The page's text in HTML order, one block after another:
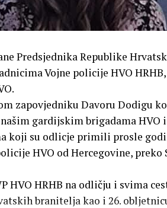
Predsjednika Republike
Vojne policije HVO
zapovjedniku Davoru Dodigu
gardijskim brigadama
koji su odlicje primili prosle
HVO od Hercegovine, preko
HVO HRHB na odličju i svima
branitelja kao i 26.